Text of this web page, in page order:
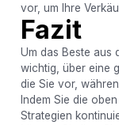
vor, um Ihre
Fazit
Um das Beste aus
wichtig, über eine
die Sie vor,
Indem Sie die
Strategien